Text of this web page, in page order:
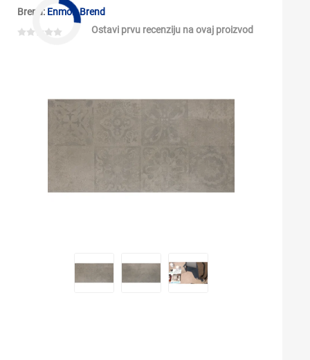
Brend: Enmon Brend
Ostavi prvu recenziju na ovaj proizvod